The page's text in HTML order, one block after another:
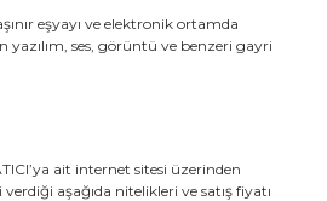
eşyayı ve elektronik ortamda
yazılım, ses, görüntü ve benzeri gayri
ait internet sitesi üzerinden
aşağıda nitelikleri ve satış fiyatı